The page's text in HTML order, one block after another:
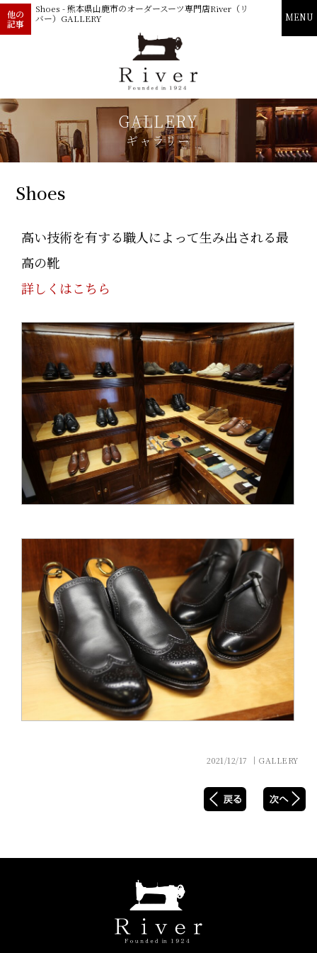
MENU
Shoes - 熊本県山鹿市のオーダースーツ専門店River（リ
バー）GALLERY
他の
記事
GALLERY
ギャラリー
Shoes
高い技術を有する職人によって生み出される最
高の靴
詳しくはこちら
2021/12/17 │GALLERY